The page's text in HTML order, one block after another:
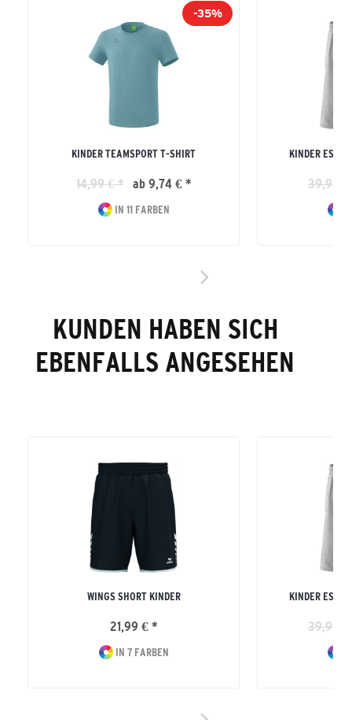
-35%
KINDER TEAMSPORT T-SHIRT
14,99 € * ab 9,74 € *
IN 11 FARBEN
KINDER
39,99
KUNDEN HABEN SICH
EBENFALLS ANGESEHEN
WINGS SHORT KINDER
21,99 € *
IN 7 FARBEN
KINDER
39,99